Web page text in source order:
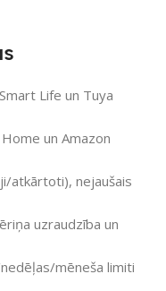
Life un Tuya
un Amazon
atkārtoti), nejaušais
uzraudzība un
mēneša limiti